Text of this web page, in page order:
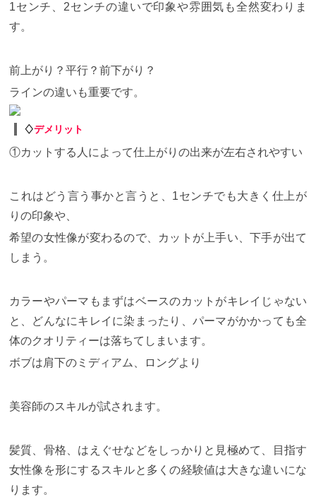
1センチ、 2センチの違いで印象や雰囲気も全然変わりま
す。
前上がり？平行？前下がり？
ラインの違いも重要です。
♢デメリット
①カットする人によって仕上がりの出来が左右されやすい
これはどう言う事かと言うと、 1センチでも大きく仕上が
りの印象や、
希望の女性像が変わるので、カットが上手い、下手が出て
しまう。
カラーやパーマもまずはベースのカットがキレイじゃない
と、どんなにキレイに染まったり、パーマがかかっても全
体のクオリティーは落ちてしまいます。
ボブは肩下のミディアム、ロングより
美容師のスキルが試されます。
髪質、骨格、はえぐせなどをしっかりと見極めて、目指す
女性像を形にするスキルと多くの経験値は大きな違いにな
ります。